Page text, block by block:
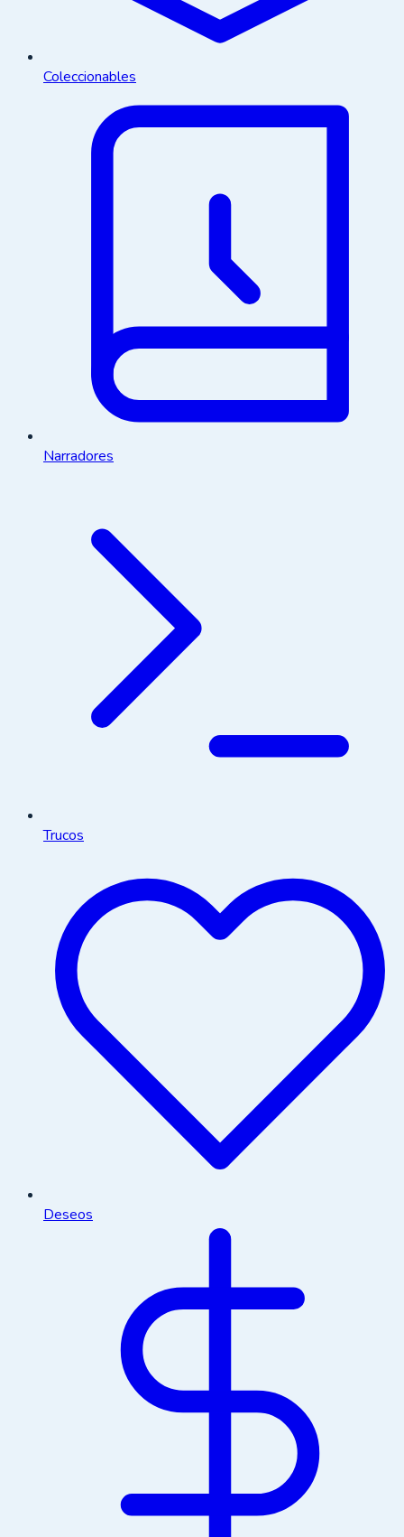
Coleccionables
Narradores
Trucos
Deseos